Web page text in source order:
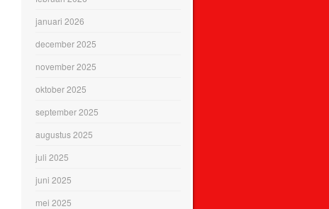
januari 2026
december 2025
november 2025
oktober 2025
september 2025
augustus 2025
juli 2025
juni 2025
mei 2025